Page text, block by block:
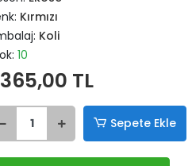
Kırmızı
Koli
10
TL
Sepete Ekle